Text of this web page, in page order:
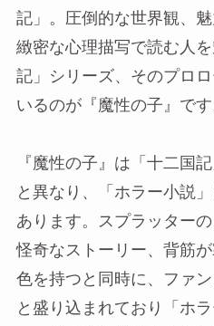
記」。圧倒的な世界観、魅
緻密な心理描写で読む人
記」シリーズ、そのプロ
いるのが『魔性の子』です
『魔性の子』は「十二国
と異なり、「ホラー小説
あります。スプラッター
怪奇なストーリー、背筋
色を持つと同時に、ファ
と盛り込まれており「ホ